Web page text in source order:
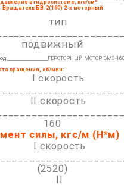
в гидросистеме, кгс/см²_________
Вращатель БВ-2(160) 2-х моторный
тип
подвижный
_________________ГЕРОТОРНЫЙ МОТОР ВМ3-
вращения, об/мин:
I скорость
II скорость
160
силы, кгс/м (Н*м)
I скорость
(2520)